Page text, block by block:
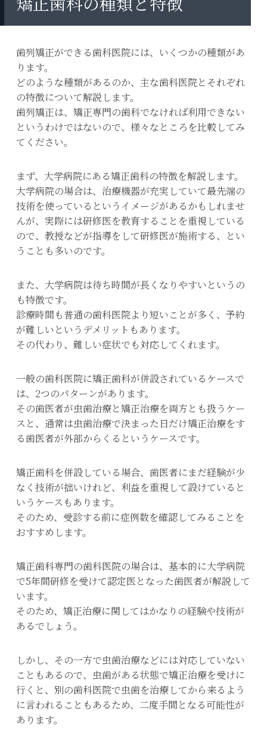
歯列矯正ができる歯科医院には、いくつかの種類があ
ります。
どのような種類があるのか、主な歯科医院とそれぞれ
の特徴について解説します。
歯列矯正は、矯正専門の歯科でなければ利用できない
というわけではないので、様々なところを比較してみ
てください。
まず、大学病院にある矯正歯科の特徴を解説します。
大学病院の場合は、治療機器が充実していて最先端の
技術を使っているというイメージがあるかもしれませ
んが、実際には研修医を教育することを重視している
ので、教授などが指導をして研修医が施術する、とい
うことも多いのです。
また、大学病院は待ち時間が長くなりやすいというの
も特徴です。
診療時間も普通の歯科医院より短いことが多く、予約
が難しいというデメリットもあります。
その代わり、難しい症状でも対応してくれます。
一般の歯科医院に矯正歯科が併設されているケースで
は、2つのパターンがあります。
その歯医者が虫歯治療と矯正治療を両方とも扱うケー
スと、通常は虫歯治療で決まった日だけ矯正治療をす
る歯医者が外部からくるというケースです。
矯正歯科を併設している場合、歯医者にまだ経験が少
なく技術が拙いけれど、利益を重視して設けていると
いうケースもあります。
そのため、受診する前に症例数を確認してみることを
おすすめします。
矯正歯科専門の歯科医院の場合は、基本的に大学病院
で5年間研修を受けて認定医となった歯医者が解説して
います。
そのため、矯正治療に関してはかなりの経験や技術が
あるでしょう。
しかし、その一方で虫歯治療などには対応していない
こともあるので、虫歯がある状態で矯正治療を受けに
行くと、別の歯科医院で虫歯を治療してから来るよう
に言われることもあるため、二度手間となる可能性が
あります。